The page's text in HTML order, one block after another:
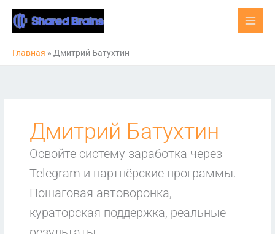
содержимому
Главная » Дмитрий Батухтин
Дмитрий Батухтин
Освойте систему заработка через
Telegram и партнёрские программы.
Пошаговая автоворонка,
кураторская поддержка, реальные